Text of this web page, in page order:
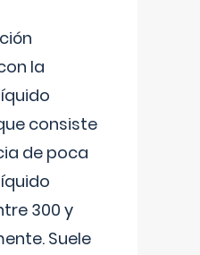
la
consiste
de poca
300 y
Suele